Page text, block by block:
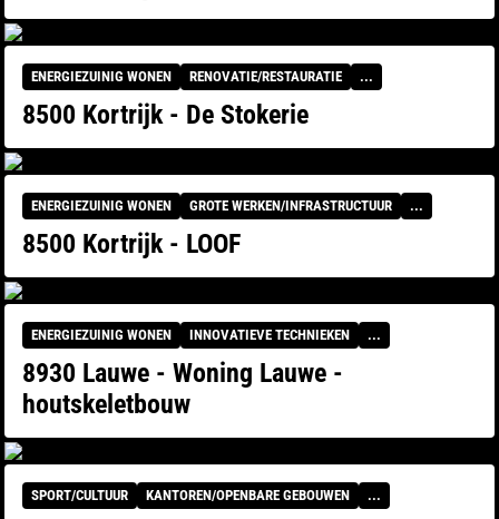
ENERGIEZUINIG WONEN RENOVATIE/RESTAURATIE ...
8500 Kortrijk - De Stokerie
ENERGIEZUINIG WONEN GROTE WERKEN/INFRASTRUCTUUR ...
8500 Kortrijk - LOOF
ENERGIEZUINIG WONEN INNOVATIEVE TECHNIEKEN ...
8930 Lauwe - Woning Lauwe -
houtskeletbouw
SPORT/CULTUUR KANTOREN/OPENBARE GEBOUWEN ...